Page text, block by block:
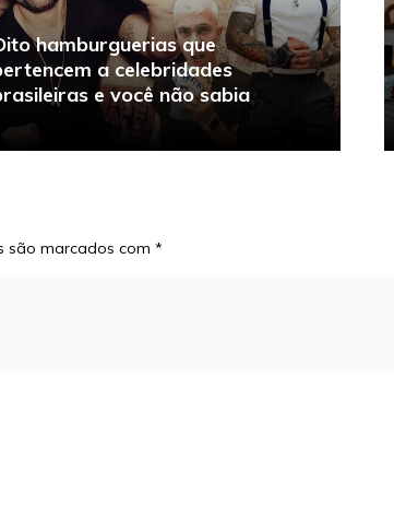
hamburguerias que
a celebridades
e você não sabia
são marcados com *